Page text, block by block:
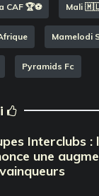
CAF 🏆⚽️ Mali
Mamelodi
Pyramids Fc
Interclubs :
une